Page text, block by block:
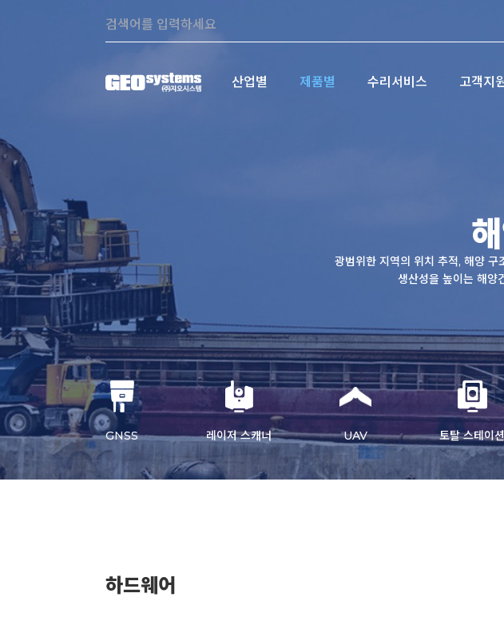
Search:
산업별 제품별 수리서비스 고객지
광범위한 지역의 위치 추적, 해양
생산성을 높이는 해양
GNSS 레이저 스캐너 UAV 토탈 스테이션
하드웨어